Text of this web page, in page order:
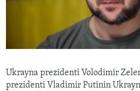
Dillər
Ukrayna prezidenti Volodimir
prezidenti Vladimir Putinin